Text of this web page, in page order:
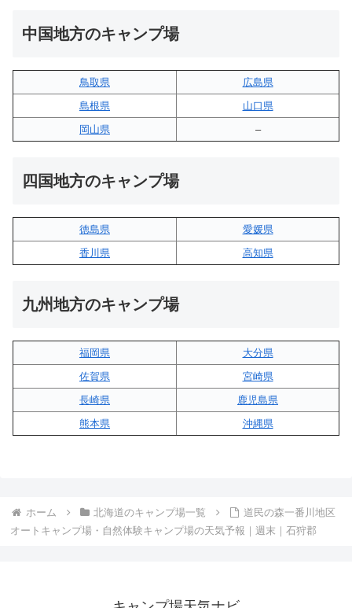
中国地方のキャンプ場
鳥取県
広島県
島根県
山口県
岡山県
–
四国地方のキャンプ場
徳島県
愛媛県
香川県
高知県
九州地方のキャンプ場
福岡県
大分県
佐賀県
宮崎県
長崎県
鹿児島県
熊本県
沖縄県
ホーム 北海道のキャンプ場一覧
道民の森一番川地区
オートキャンプ場・自然体験キャンプ場の天気予報｜週末｜石狩郡